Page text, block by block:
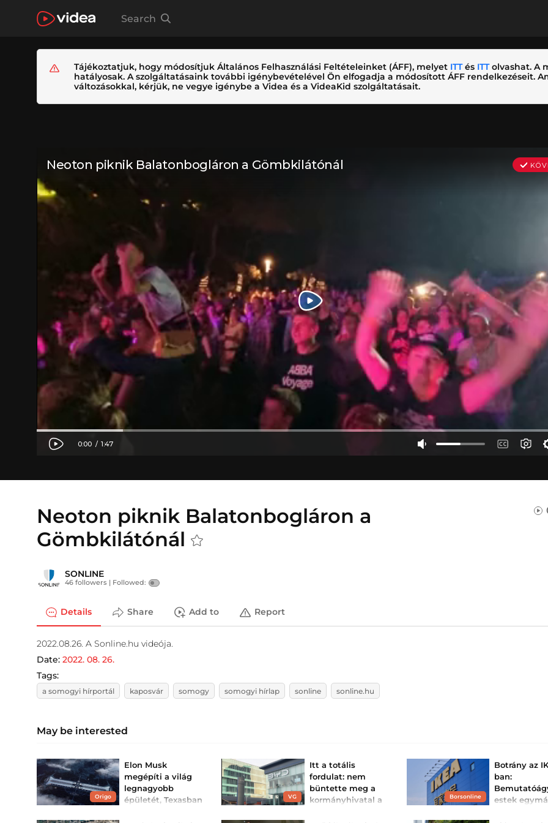
Search
Tájékoztatjuk, hogy módosítjuk Általános Felhasználási Feltételeinket (ÁFF), melyet ITTés ITTolvashat. A
hatályosak. A szolgáltatásaink további igénybevételével Ön elfogadja a módosított ÁFF rendelkezéseit.
változásokkal, kérjük, ne vegye igénybe a Videa és a VideaKid szolgáltatásait.
Neoton piknik Balatonbogláron a
Gömbkilátónál
SONLINE
46 followers | Followed:
Details Share Add to Report
2022.08.26. A Sonline.hu videója.
Date: 2022. 08. 26.
Tags:
a somogyi hírportál kaposvár somogy somogyi hírlap sonline sonline.hu
May be interested
Origo
Elon Musk
megépíti a világ
legnagyobb
épületét, Texasban
VG
Itt a totális
fordulat: nem
büntette meg a
kormányhivatal a
Borsonline
Botrány az
ban:
estek